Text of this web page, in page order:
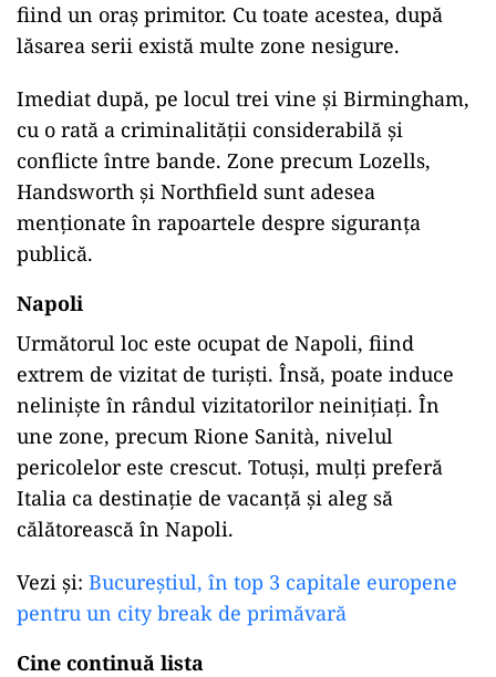
fiind un oraș primitor. Cu toate acestea, după
lăsarea serii există multe zone nesigure.
Imediat după, pe locul trei vine și Birmingham,
cu o rată a criminalității considerabilă și
conflicte între bande. Zone precum Lozells,
Handsworth și Northfield sunt adesea
menționate în rapoartele despre siguranța
publică.
Napoli
Următorul loc este ocupat de Napoli, fiind
extrem de vizitat de turiști. Însă, poate induce
neliniște în rândul vizitatorilor neinițiați. În
une zone, precum Rione Sanità, nivelul
pericolelor este crescut. Totuși, mulți preferă
Italia ca destinație de vacanță și aleg să
călătorească în Napoli.
Vezi și: Bucureștiul, în top 3 capitale europene
pentru un city break de primăvară
Cine continuă lista